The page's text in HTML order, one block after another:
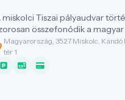
miskolci Tiszai pályaudvar
összefonódik a
Magyarország, 3527 Miskolc, Kandó
tér 1